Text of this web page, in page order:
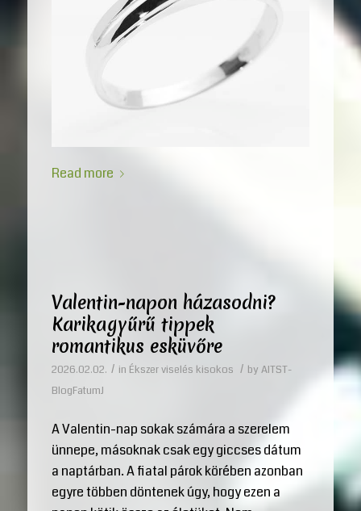
Read more
Valentin-napon házasodni?
Karikagyűrű tippek
romantikus esküvőre
2026.02.02. / in Ékszer viselés kisokos / by AITST-
BlogFatumJ
A Valentin-nap sokak számára a szerelem
ünnepe, másoknak csak egy giccses dátum
a naptárban. A fiatal párok körében azonban
egyre többen döntenek úgy, hogy ezen a